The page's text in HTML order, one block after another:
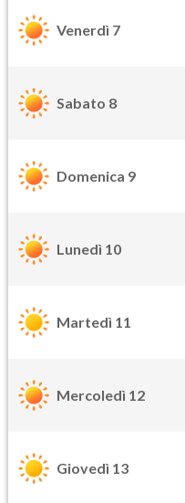
Venerdì 7
Sabato 8
Domenica 9
Lunedì 10
Martedì 11
Mercoledì 12
Giovedì 13